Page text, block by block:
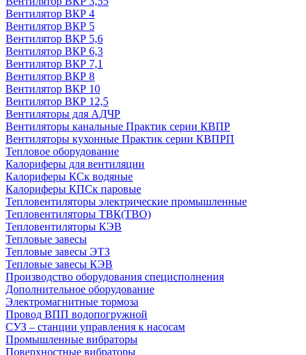
Вентилятор ВКР 4
Вентилятор ВКР 5
Вентилятор ВКР 5,6
Вентилятор ВКР 6,3
Вентилятор ВКР 7,1
Вентилятор ВКР 8
Вентилятор ВКР 10
Вентилятор ВКР 12,5
Вентиляторы для АДЧР
Вентиляторы канальные Практик серии КВПР
Вентиляторы кухонные Практик серии КВПРП
Тепловое оборудование
Калориферы для вентиляции
Калориферы КСк водяные
Калориферы КПСк паровые
Тепловентиляторы электрические промышленные
Тепловентиляторы ТВК(ТВО)
Тепловентиляторы КЭВ
Тепловые завесы
Тепловые завесы ЭТЗ
Тепловые завесы КЭВ
Производство оборудования специсполнения
Дополнительное оборудование
Электромагнитные тормоза
Провод ВПП водопогружной
СУЗ – станции управления к насосам
Промышленные вибраторы
Поверхностные вибраторы